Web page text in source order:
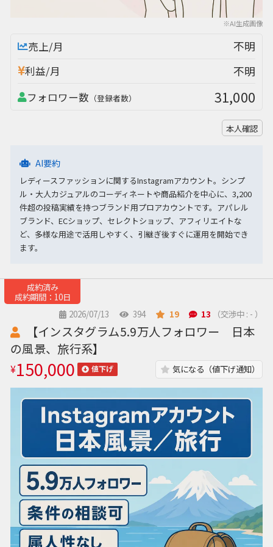
※AI生成画像
売上/月 不明
利益/月 不明
フォロワー数 （登録者数） 31,000
本人確認
AI要約
レディースファッションに関するInstagramアカウント。シンプ
ル・大人カジュアルのコーディネートや商品紹介を中心に、3,200
件超の投稿実績を持つブランド用プロアカウントです。アパレル
ブランド、ECショップ、セレクトショップ、アフィリエイトな
ど、多様な用途で活用しやすく、引継ぎ後すぐに運用を開始でき
ます。
成約済み
成約期間：10日
2026/07/13
394 19 13 （交渉中 : - ）
【インスタグラム5.9万人フォロワー 日本
の風景、旅行系】
¥150,000 値下げ 気になる（値下げ通知）